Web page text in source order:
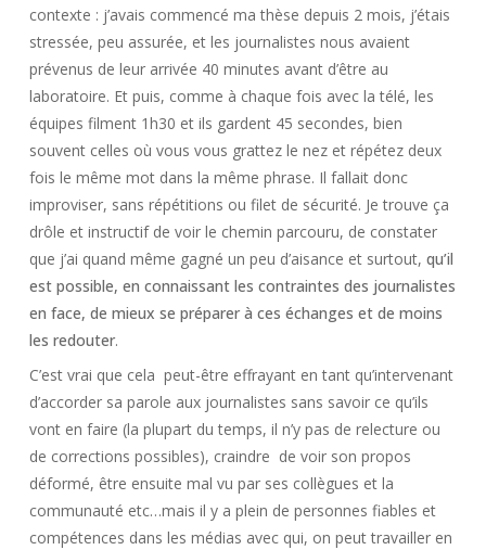
contexte : j’avais commencé ma thèse depuis 2 mois, j’étais
stressée, peu assurée, et les journalistes nous avaient
prévenus de leur arrivée 40 minutes avant d’être au
laboratoire. Et puis, comme à chaque fois avec la télé, les
équipes filment 1h30 et ils gardent 45 secondes, bien
souvent celles où vous vous grattez le nez et répétez deux
fois le même mot dans la même phrase. Il fallait donc
improviser, sans répétitions ou filet de sécurité. Je trouve ça
drôle et instructif de voir le chemin parcouru, de constater
que j’ai quand même gagné un peu d’aisance et surtout, qu’il
est possible, en connaissant les contraintes des journalistes
en face, de mieux se préparer à ces échanges et de moins
les redouter.
C’est vrai que cela peut-être effrayant en tant qu’intervenant
d’accorder sa parole aux journalistes sans savoir ce qu’ils
vont en faire (la plupart du temps, il n’y pas de relecture ou
de corrections possibles), craindre de voir son propos
déformé, être ensuite mal vu par ses collègues et la
communauté etc…mais il y a plein de personnes fiables et
compétences dans les médias avec qui, on peut travailler en